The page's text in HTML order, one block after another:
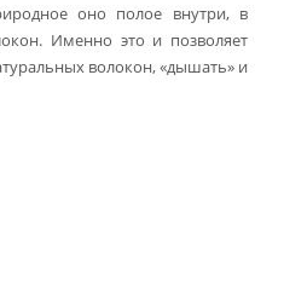
оно полое внутри, в
Именно это и позволяет
волокон, «дышать» и